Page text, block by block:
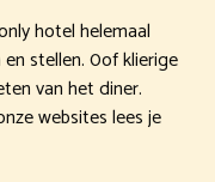
hotel helemaal
stellen. 0of klierige
van het diner.
websites lees je